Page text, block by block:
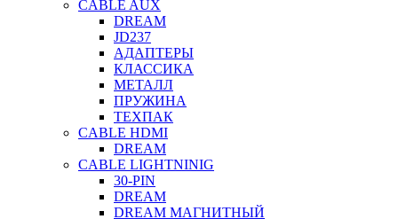
CABLE AUX
DREAM
JD237
АДАПТЕРЫ
КЛАССИКА
МЕТАЛЛ
ПРУЖИНА
ТЕХПАК
CABLE HDMI
DREAM
CABLE LIGHTNINIG
30-PIN
DREAM
DREAM МАГНИТНЫЙ